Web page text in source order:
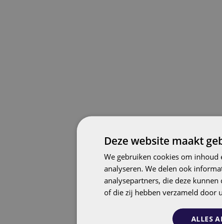
Deze website maakt
We gebruiken cookies om
analyseren. We delen ook
analysepartners, die deze
of die zij hebben verzameld door
ALLES